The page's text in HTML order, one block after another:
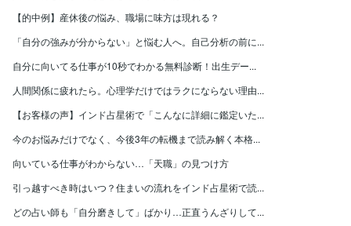
【的中例】産休後の悩み、職場に味方は現れる？
「自分の強みが分からない」と悩む人へ。自己分析の前に...
自分に向いてる仕事が10秒でわかる無料診断！出生デー...
人間関係に疲れたら。心理学だけではラクにならない理由...
【お客様の声】インド占星術で「こんなに詳細に鑑定いた...
今のお悩みだけでなく、今後3年の転機まで読み解く本格...
向いている仕事がわからない…「天職」の見つけ方
引っ越すべき時はいつ？住まいの流れをインド占星術で読...
どの占い師も「自分磨きして」ばかり…正直うんざりして...